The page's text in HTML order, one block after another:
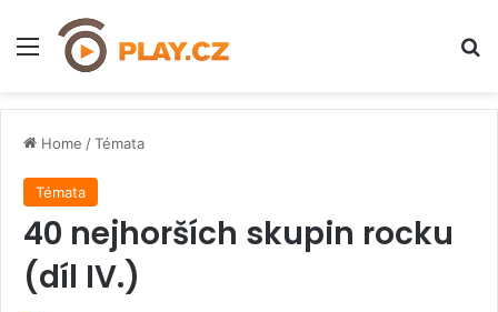
Menu
Home /Témata
Témata
40 nejhorších skupin rocku
(díl IV.)